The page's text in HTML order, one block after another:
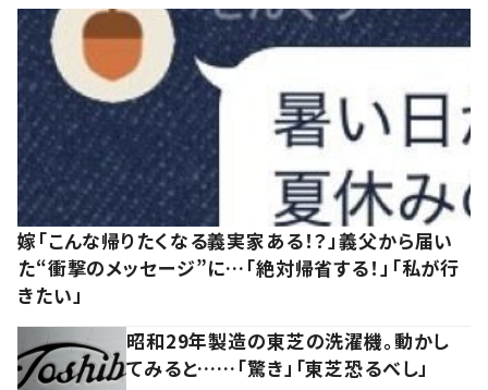
嫁「こんな帰りたくなる義実家ある！？」義父から届い
た“衝撃のメッセージ”に…「絶対帰省する！」「私が行
きたい」
昭和29年製造の東芝の洗濯機。動かし
てみると……「驚き」「東芝恐るべし」